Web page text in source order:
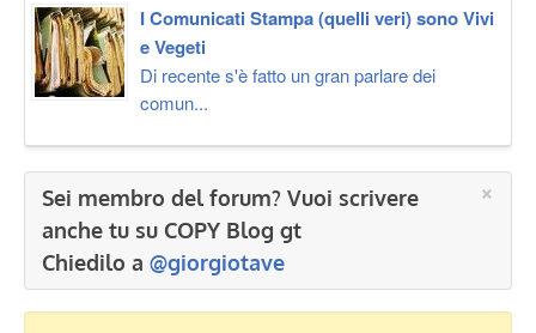
I Comunicati Stampa (quelli veri) sono Vivi
e Vegeti
Di recente s'è fatto un gran parlare dei
comun...
×
Sei membro del forum? Vuoi scrivere
anche tu su COPY Blog gt
Chiedilo a @giorgiotave